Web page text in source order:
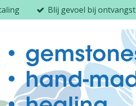
Blij gevoel bij ontvangst